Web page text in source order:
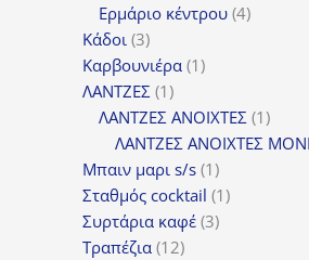
Ερμάριο κέντρου 44
Κάδοι 33
προϊόντα
Καρβουνιέρα 11
ΛΑΝΤΖΕΣ 11
προϊόν
ΛΑΝΤΖΕΣ ΑΝΟΙΧΤΕΣ 11
ΛΑΝΤΖΕΣ ΑΝΟΙΧΤΕΣ
Μπαιν μαρι s/s 11
προϊόν
Σταθμός cocktail 11
Συρτάρια καφέ 33
Τραπέζια 1212